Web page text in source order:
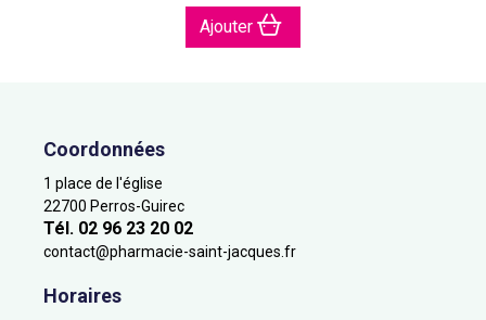
Ajouter
Coordonnées
1 place de l'église
22700 Perros-Guirec
Tél. 02 96 23 20 02
contact@pharmacie-saint-jacques.fr
Horaires